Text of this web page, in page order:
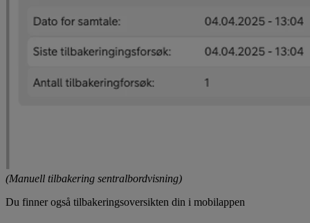
(Manuell tilbakering sentralbordvisning)
Du finner også tilbakeringsoversikten din i mobilappen